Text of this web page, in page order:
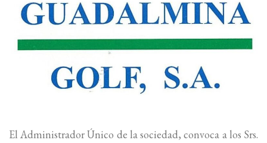
El Administrador Único de la sociedad, convoca a los Srs.